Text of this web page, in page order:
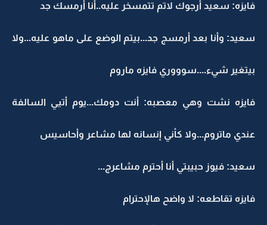
فايزه: سعيد أرجوك لاتم تتمسخر عليه..أنا أرمسك جد
سعيد: وأنا بعد أرمسج جد...بيتم الوضع على ماهو عليه...ولا
بيتغير شيء....سوووري فايزه ماروم
فايزه نشت وهي معصبه: أنت دومك...يوم أتيي السالفة
عندي ماتروم...ولا كأني إنسانه لها مشاعر وأحاسيس
سعيد: فيوز حبيبتي أنا أحترم مشاعرج...
فايزه تقاطعه: لا واضح هالإحترام